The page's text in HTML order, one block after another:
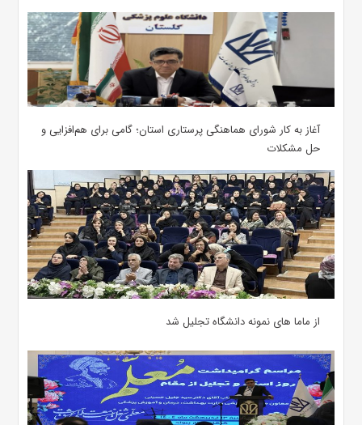
آغاز به کار شورای هماهنگی پرستاری استان؛ گامی برای هم‌افزایی و
حل مشکلات
از ماما های نمونه دانشگاه تجلیل شد